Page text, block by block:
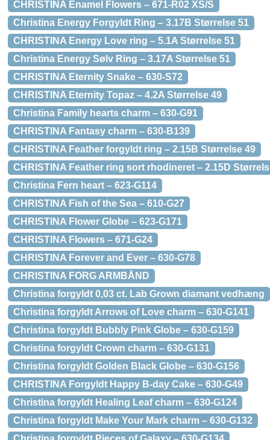
CHRISTINA Enamel Flowers – 671-R02 XS/S
Christina Energy Forgyldt Ring – 3.17B Størrelse 51
CHRISTINA Energy Love ring – 5.1A Størrelse 51
Christina Energy Sølv Ring – 3.17A Størrelse 51
CHRISTINA Eternity Snake – 630-S72
CHRISTINA Eternity Topaz – 4.2A Størrelse 49
Christina Family hearts charm – 630-G91
CHRISTINA Fantasy charm – 630-B139
CHRISTINA Feather forgyldt ring – 2.15B Størrelse 49
CHRISTINA Feather ring sort rhodineret – 2.15D
Christina Fern heart – 623-G114
CHRISTINA Fish of the Sea – 610-G27
CHRISTINA Flower Globe – 623-G171
CHRISTINA Flowers – 671-G24
CHRISTINA Forever and Ever – 630-G78
CHRISTINA FORG ARMBÅND
Christina forgyldt 0,03 ct. Lab Grown diamant vedhæng
Christina forgyldt Arrows of Love charm – 630-G141
Christina forgyldt Bubbly Pink Globe – 630-G159
Christina forgyldt Crown charm – 630-G131
Christina forgyldt Golden Black Globe – 630-G156
CHRISTINA Forgyldt Happy B-day Cake – 630-G49
Christina forgyldt Healing Leaf charm – 630-G124
Christina forgyldt Make Your Mark charm – 630-G132